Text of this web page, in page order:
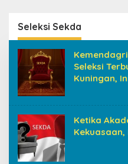
Seleksi Sekda
Seleksi
Kuningan,
Ketika